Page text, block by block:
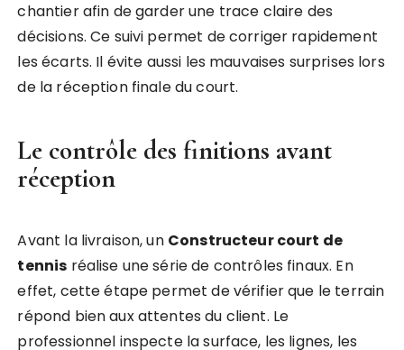
chantier afin de garder une trace claire des
décisions. Ce suivi permet de corriger rapidement
les écarts. Il évite aussi les mauvaises surprises lors
de la réception finale du court.
Le contrôle des finitions avant
réception
Avant la livraison, un Constructeur court de
tennis réalise une série de contrôles finaux. En
effet, cette étape permet de vérifier que le terrain
répond bien aux attentes du client. Le
professionnel inspecte la surface, les lignes, les